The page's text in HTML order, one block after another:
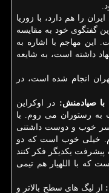
را هم دارد، با زوریا
گفتگوی خود به مقایسه
این مهاجم با اشاره به
داشته است، به شایعه
انجام شده است، در
با صیادمنش: در اوکراین
به رستوران می روم. با
پسر خوب و دوست داشتنی
خیلی خوب است که دو
پیشرفت یکدیگر فکر کنند
با اللهیار هم تیمی
از لیگ های سطح بالاتر و